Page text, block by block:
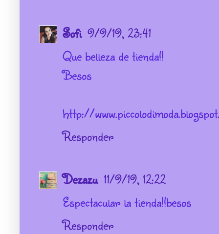
Sofi 9/9/19, 23:41
Que belleza de tienda!!
Besos
http://
Responder
Dezazu 11/9/19, 12:22
Espectacular la tienda!!besos
Responder